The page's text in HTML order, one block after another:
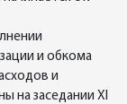
и обкома
и
на заседании ХI